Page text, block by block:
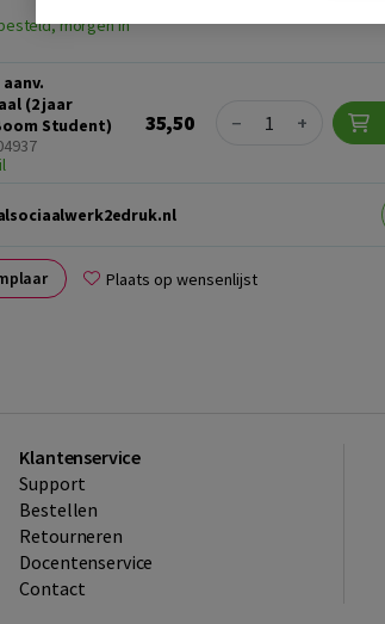
morgen in
(2 jaar
Student)
35,50 Quantity
− +
Plaats op wensenlijst
Klantenservice
Support
Bestellen
​Retourneren
Docentenservice
Contact